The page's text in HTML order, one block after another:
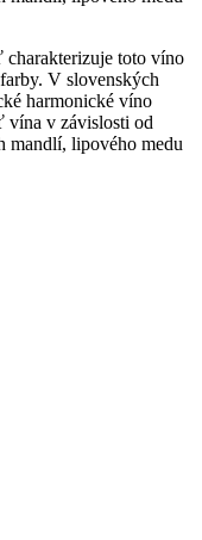
toto víno
V slovenských
harmonické víno
vína v závislosti od
mandlí, lipového medu